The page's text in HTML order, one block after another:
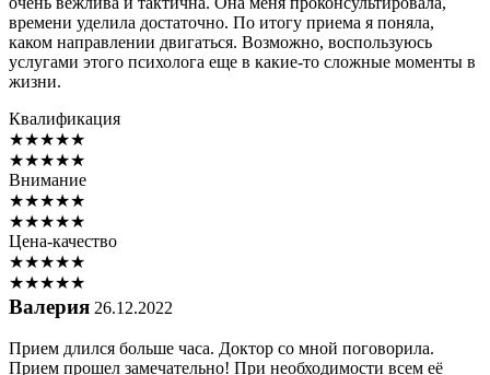
времени уделила достаточно. По итогу приема я поняла,
каком направлении двигаться. Возможно, воспользуюсь
услугами этого психолога еще в какие-то сложные моменты в
жизни.
Квалификация
★★★★★
★★★★★
Внимание
★★★★★
★★★★★
Цена-качество
★★★★★
★★★★★
Валерия 26.12.2022
Прием длился больше часа. Доктор со мной поговорила.
Прием прошел замечательно! При необходимости всем её